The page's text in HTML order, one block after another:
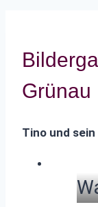
Grünau
Tino und